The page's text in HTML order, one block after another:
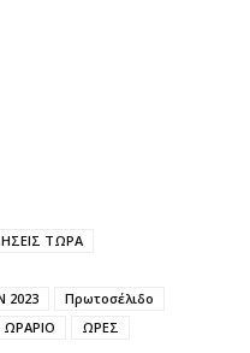
ΤΩΡΑ
2023
Πρωτοσέλιδο
ΩΡΑΡΙΟ ΩΡΕΣ